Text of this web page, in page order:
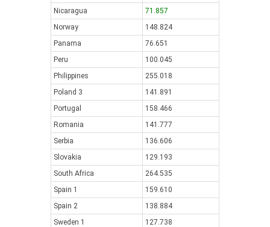
Nicaragua
71.857
Norway
148.824
Panama
76.651
Peru
100.045
Philippines
255.018
Poland 3
141.891
Portugal
158.466
Romania
141.777
Serbia
136.606
Slovakia
129.193
South Africa
264.535
Spain 1
159.610
Spain 2
138.884
Sweden 1
127.738